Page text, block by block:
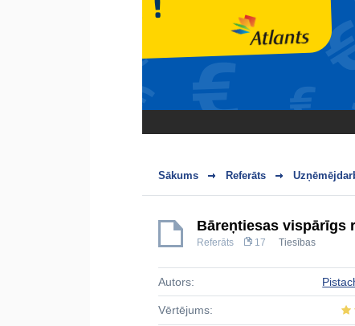
Sākums Referāts
Bāreņtiesas vispārīgs
Referāts 17 Tiesības
Autors:
Vērtējums: